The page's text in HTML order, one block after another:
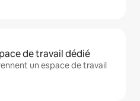
de travail dédié
un espace de travail